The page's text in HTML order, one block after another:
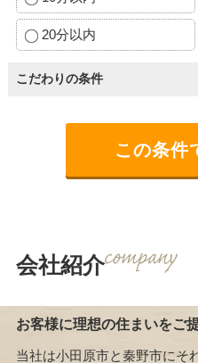
20分以内
こだわりの条件
会社紹介
お客様に理想の住まいをご
当社は小田原市と秦野市にそ